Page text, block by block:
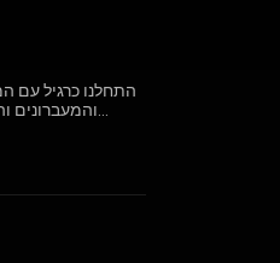
tox10.co.il
התחלנו כרגיל עם